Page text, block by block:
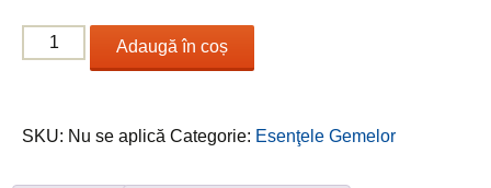
17.00 €
Cantitate
Blue
Turmalină
Adaugă în coș
SKU: Nu se aplică Categorie: Esenţele Gemelor